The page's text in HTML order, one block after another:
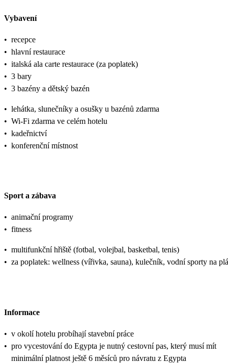
Vybavení
• recepce
• hlavní restaurace
• italská ala carte restaurace (za poplatek)
• 3 bary
• 3 bazény a dětský bazén
• lehátka, slunečníky a osušky u bazénů zdarma
• Wi-Fi zdarma ve celém hotelu
• kadeřnictví
• konferenční místnost
Sport a zábava
• animační programy
• fitness
• multifunkční hřiště (fotbal, volejbal, basketbal, tenis)
• za poplatek: wellness (vířivka, sauna), kulečník, vodní sporty na
Informace
• v okolí hotelu probíhají stavební práce
• pro vycestování do Egypta je nutný cestovní pas, který musí mít
minimální platnost ještě 6 měsíců pro návratu z Egypta